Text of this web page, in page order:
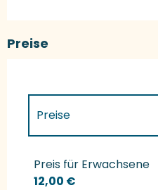
Preise
Preise
Preise 2027
Preis für Erwachsene
12,00 €